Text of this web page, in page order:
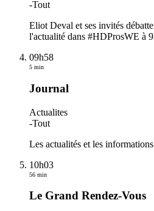
-Tout
Eliot Deval et ses invités
l'actualité dans #HDProsWE à
09h58
5 min
Journal
Actualites
-Tout
Les actualités et les
10h03
56 min
Le Grand Rendez-Vous